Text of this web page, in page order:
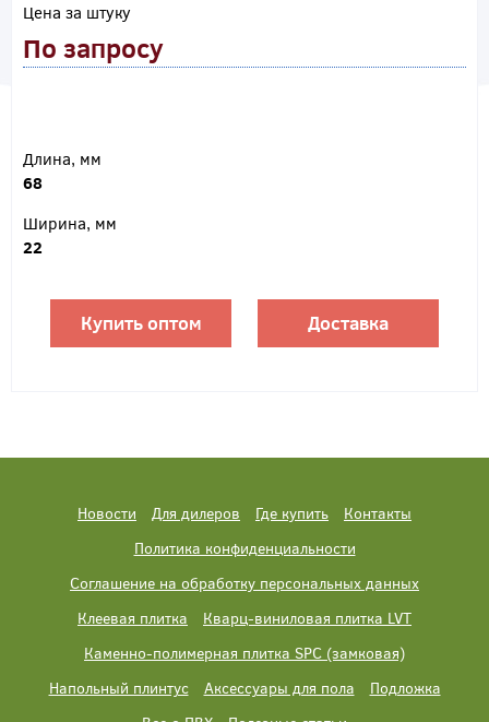
Цена за штуку
По запросу
Длина, мм
68
Ширина, мм
22
Купить оптом Доставка
Новости Для дилеров Где купить
Контакты
Политика конфиденциальности
Соглашение на обработку персональных данных
Клеевая плитка
Кварц-виниловая плитка LVT
Каменно-полимерная плитка SPC (замковая)
Напольный плинтус
Аксессуары для пола
Подложка